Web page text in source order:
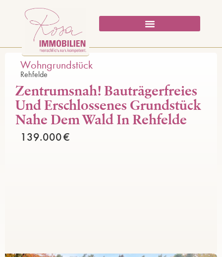
Rehfelde
Wohngrundstück
Zentrumsnah! Bauträgerfreies
Und Erschlossenes Grundstück
Nahe Dem Wald In Rehfelde
139.000 €